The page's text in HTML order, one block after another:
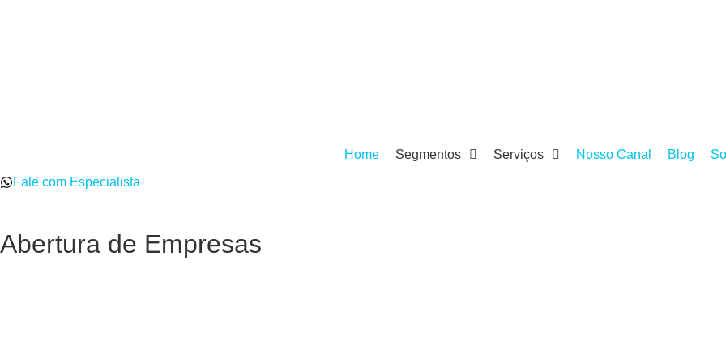
Home Segmentos Serviços Nosso Canal Blog
Fale com Especialista
Abertura de Empresas